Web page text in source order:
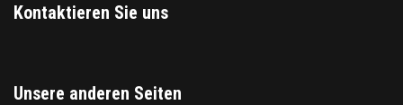
Kontaktieren Sie uns
Unsere anderen Seiten